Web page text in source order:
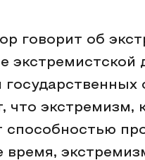
говорит об
экстремистской
что экстремизм,
способностью
время,